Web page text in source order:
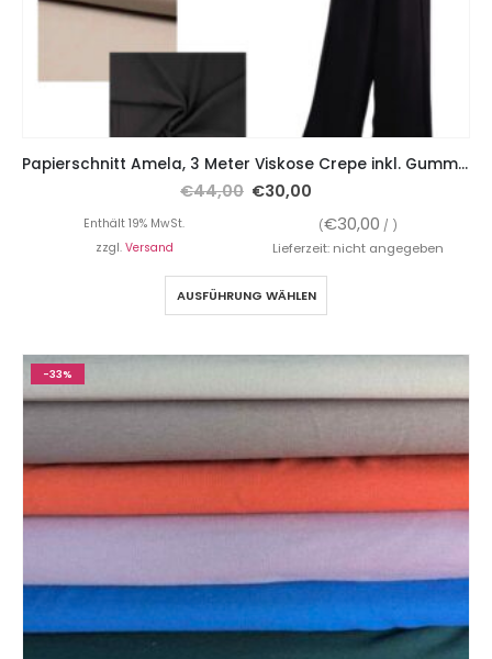
Papierschnitt Amela, 3 Meter Viskose Crepe inkl. Gummiband
€44,00 €30,00
Enthält 19% MwSt. (€30,00 / )
zzgl. Versand Lieferzeit: nicht angegeben
AUSFÜHRUNG WÄHLEN
-33%